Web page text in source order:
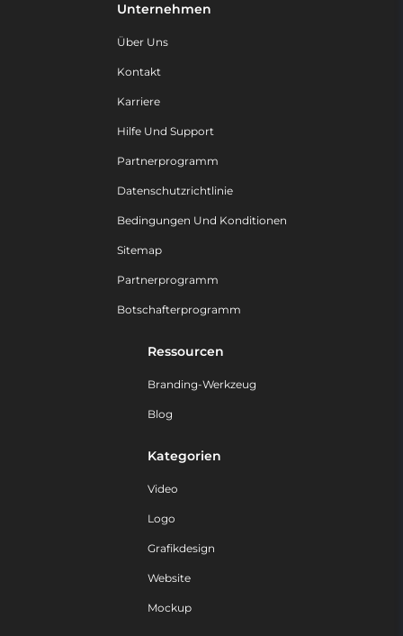
Unternehmen
Über Uns
Kontakt
Karriere
Hilfe Und Support
Partnerprogramm
Datenschutzrichtlinie
Bedingungen Und Konditionen
Sitemap
Partnerprogramm
Botschafterprogramm
Ressourcen
Branding-Werkzeug
Blog
Kategorien
Video
Logo
Grafikdesign
Website
Mockup